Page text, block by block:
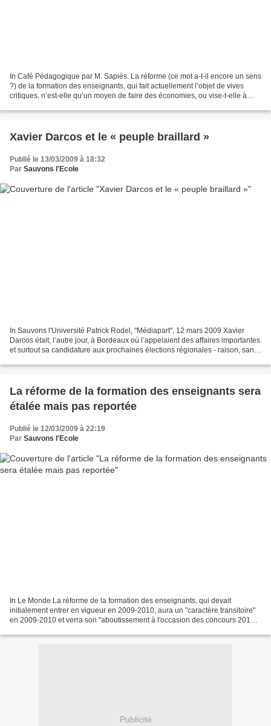
In Café Pédagogique par M. Sapiès. La réforme (ce mot a-t-il encore un sens
?) de la formation des enseignants, qui fait actuellement l’objet de vives
critiques, n’est-elle qu’un moyen de faire des économies, ou vise-t-elle à
Xavier Darcos et le « peuple braillard »
Publié le 13/03/2009 à 18:32
Par Sauvons l'Ecole
In Sauvons l'Université Patrick Rodel, "Médiapart", 12 mars 2009 Xavier
Darcos était, l’autre jour, à Bordeaux où l’appelaient des affaires importantes
et surtout sa candidature aux prochaines élections régionales - raison, sans
La réforme de la formation des enseignants sera
étalée mais pas reportée
Publié le 12/03/2009 à 22:19
Par Sauvons l'Ecole
In Le Monde La réforme de la formation des enseignants, qui devait
initialement entrer en vigueur en 2009-2010, aura un "caractère transitoire"
en 2009-2010 et verra son "aboutissement à l'occasion des concours 2011",
Publicité